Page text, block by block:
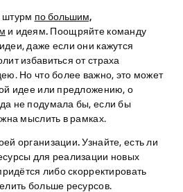
штурм по большим,
и идеям. Поощряйте команду
даже если они кажутся
избавиться от страха
Но что более важно, это может
идее или предложению, о
не подумала бы, если бы
мыслить в рамках.
организации.Узнайте, есть ли
для реализации новых
либо скорректировать
больше ресурсов.